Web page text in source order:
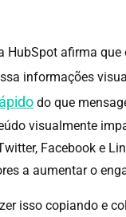
HubSpot afirma que
informações
do que
visualmente
Facebook e
a aumentar o
isso copiando e